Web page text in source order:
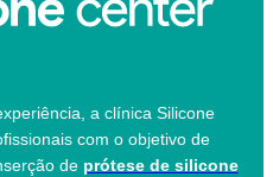
a clínica Silicone
com o objetivo de
de prótese de silicone